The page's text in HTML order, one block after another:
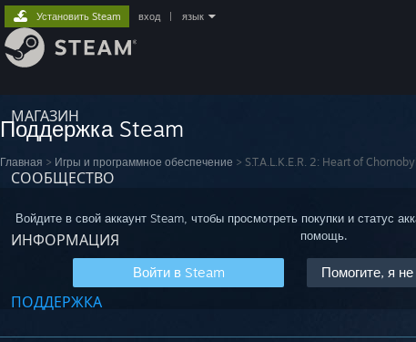
МАГАЗИН
СООБЩЕСТВО
ИНФОРМАЦИЯ
ПОДДЕРЖКА
Установить Steam вход язык
Поддержка Steam
Главная > Игры и программное обеспечение > S.T.A.L.K.E.R. 2: Heart of Chornobyl
Войдите в свой аккаунт Steam, чтобы просмотреть покупки и статус
помощь.
Войти в Steam Помогите, я